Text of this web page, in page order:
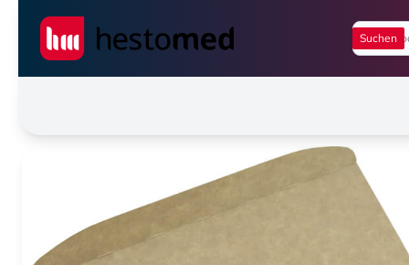
Seiwert GmbH